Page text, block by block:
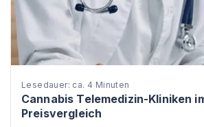
Lesedauer: ca. 4 Minuten
Cannabis Telemedizin-Kliniken
Preisvergleich